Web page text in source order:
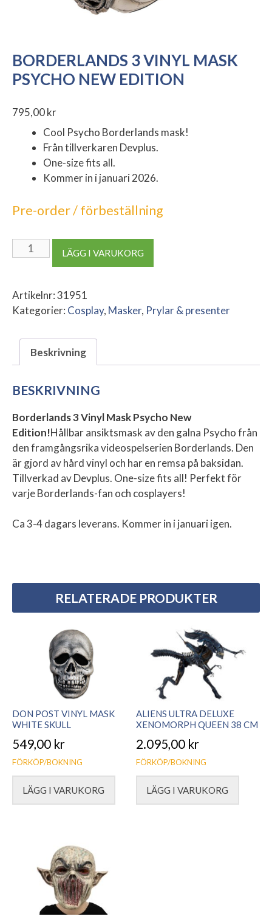
BORDERLANDS 3 VINYL MASK
PSYCHO NEW EDITION
795,00kr
Cool Psycho Borderlands mask!
Från tillverkaren Devplus.
One-size fits all.
Kommer in i januari 2026.
Pre-order / förbeställning
Borderlands
3
Mask
Psycho
Edition
mängd
LÄGG I VARUKORG
Artikelnr:31951
Kategorier: Cosplay, Masker, Prylar & presenter
Beskrivning
BESKRIVNING
Borderlands 3 Vinyl Mask Psycho New
Edition!Hållbar ansiktsmask av den galna Psycho från
den framgångsrika videospelserien Borderlands. Den
är gjord av hård vinyl och har en remsa på baksidan.
Tillverkad av Devplus. One-size fits all! Perfekt för
varje Borderlands-fan och cosplayers!
Ca 3-4 dagars leverans. Kommer in i januari igen.
RELATERADE PRODUKTER
DON POST VINYL MASK
WHITE SKULL
549,00 kr
FÖRKÖP/BOKNING
LÄGG I VARUKORG
ALIENS ULTRA DELUXE
XENOMORPH QUEEN 38 CM
2.095,00 kr
FÖRKÖP/BOKNING
LÄGG I VARUKORG